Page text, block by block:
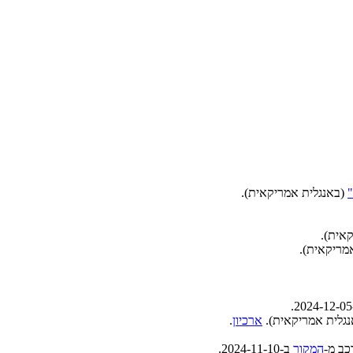
(באנגלית אמריקאית).
.
.
.
אמריקאית). ארכיון.
מ-המקור ב-2024-11-10 .